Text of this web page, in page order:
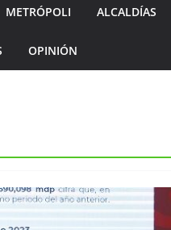
METRÓPOLI ALCALDÍAS
OPINIÓN